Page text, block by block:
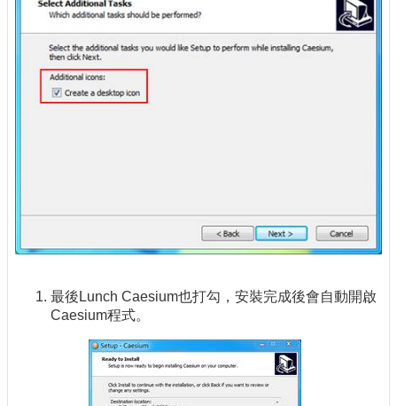
最後Lunch Caesium也打勾，安裝完成後會自動開啟
Caesium程式。